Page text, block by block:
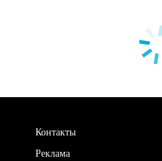
Контакты
Реклама